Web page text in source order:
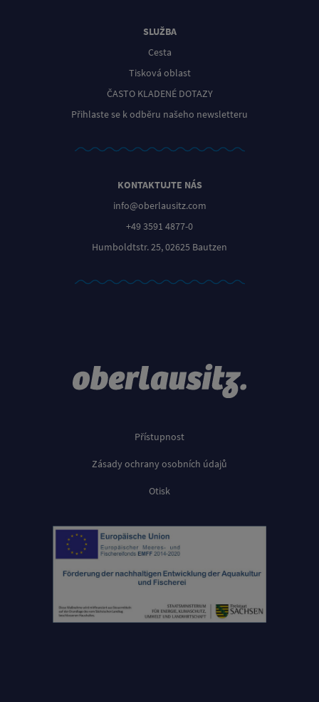
SLUŽBA
Cesta
Tisková oblast
ČASTO KLADENÉ DOTAZY
Přihlaste se k odběru našeho newsletteru
KONTAKTUJTE NÁS
info@oberlausitz.com
+49 3591 4877-0
Humboldtstr. 25, 02625 Bautzen
Přístupnost
Zásady ochrany osobních údajů
Otisk